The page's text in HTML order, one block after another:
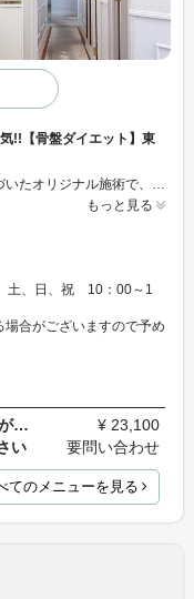
!!【骨盤ダイエット】東
スリムビューティハウスでは、東洋美容に基づいたオリジナル施術で、健康的に美しくなることをご提案☆トラブルを原因から見つめ直し、痩せやすい体質へと導きます。自己流ダイエットでは難しい、部分痩せや大幅サイズダウンもスリムにお任せ!!プロによる手技×最新マシンでお悩みにそったアプローチ方法をご提案致します♪エステティシャンと二人三脚でリバウンドしにくいカラダ作りを叶えませんか？
もっと見る
土、日、祝 10：00～1
合がございますので予め
【気になる部位集中シェイプ】59万人が体験!!骨盤ダ…
¥ 23,100
い
要問い合わせ
てのメニューを見る